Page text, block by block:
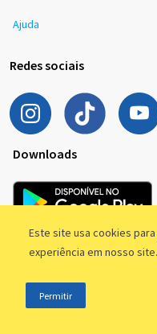
Este site usa cookies
experiência em nosso site.
Permitir
Ajuda
Redes sociais
Downloads